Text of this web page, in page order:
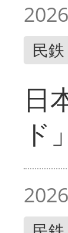
民
日
ド